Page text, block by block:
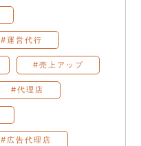
#運営代行
#売上アップ
#代理店
#広告代理店